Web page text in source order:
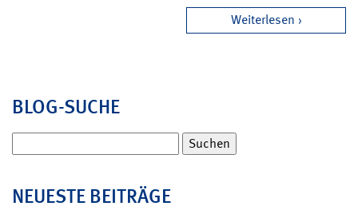
Weiterlesen
BLOG-SUCHE
nach:
NEUESTE BEITRÄGE